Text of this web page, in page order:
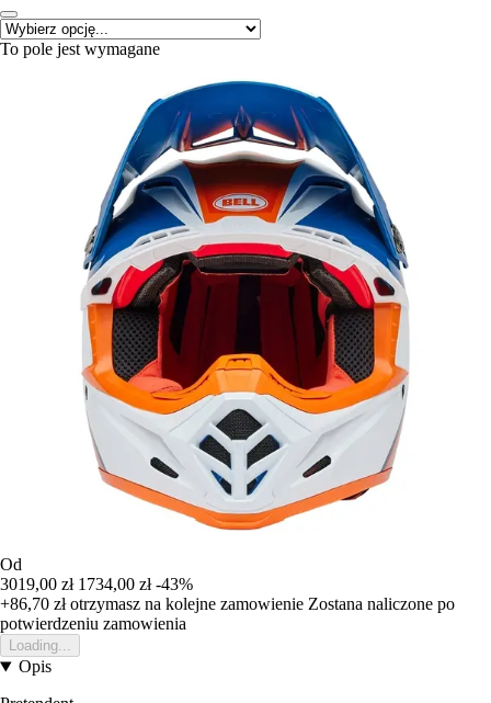
To pole jest wymagane
Od
3019,00 zł 1734,00 zł -43%
+86,70 złotrzymasz na kolejne zamowienie Zostana naliczone po
potwierdzeniu zamowienia
Loading...
Opis